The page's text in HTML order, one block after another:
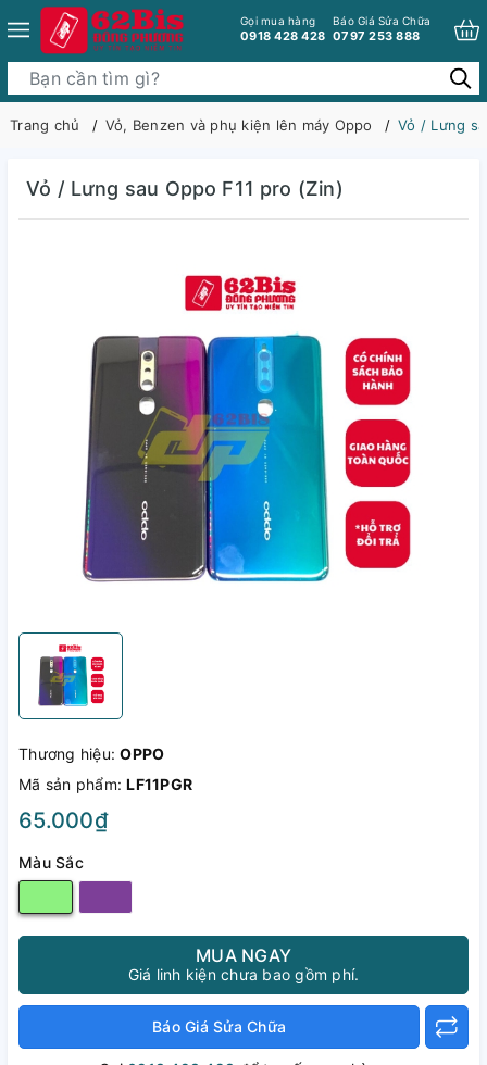
Gọi mua hàng
0918 428 428
Báo Giá Sửa Chữa
0797 253 888
Trang chủ Vỏ, Benzen và phụ kiện lên máy Oppo Vỏ / Lưng
Vỏ / Lưng sau Oppo F11 pro (Zin)
Thương hiệu:OPPO
Mã sản phẩm:LF11PGR
65.000₫
Màu Sắc
MUA NGAY
Giá linh kiện chưa bao gồm phí.
Báo Giá Sửa Chữa